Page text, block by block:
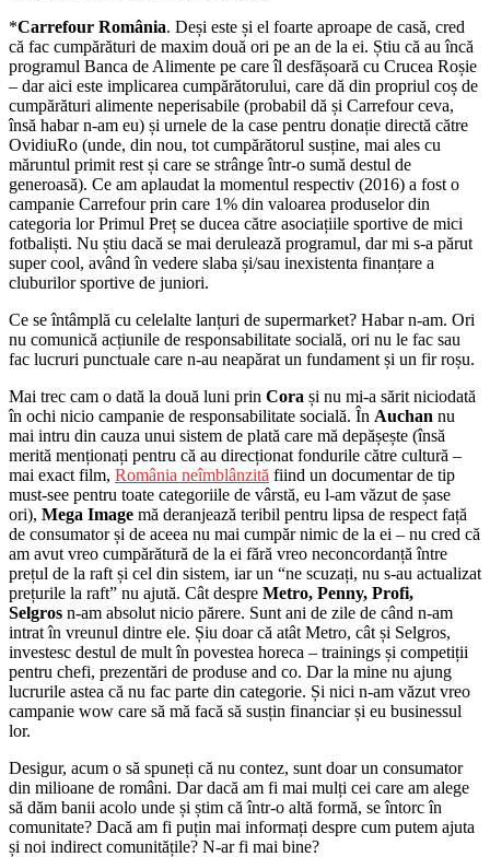
*Carrefour România. Deși este și el foarte aproape de casă, cred
că fac cumpărături de maxim două ori pe an de la ei. Știu că au încă
programul Banca de Alimente pe care îl desfășoară cu Crucea Roșie
– dar aici este implicarea cumpărătorului, care dă din propriul coș de
cumpărături alimente neperisabile (probabil dă și Carrefour ceva,
însă habar n-am eu) și urnele de la case pentru donație directă către
OvidiuRo (unde, din nou, tot cumpărătorul susține, mai ales cu
măruntul primit rest și care se strânge într-o sumă destul de
generoasă). Ce am aplaudat la momentul respectiv (2016) a fost o
campanie Carrefour prin care 1% din valoarea produselor din
categoria lor Primul Preț se ducea către asociațiile sportive de mici
fotbaliști. Nu știu dacă se mai derulează programul, dar mi s-a părut
super cool, având în vedere slaba și/sau inexistenta finanțare a
cluburilor sportive de juniori.
Ce se întâmplă cu celelalte lanțuri de supermarket? Habar n-am. Ori
nu comunică acțiunile de responsabilitate socială, ori nu le fac sau
fac lucruri punctuale care n-au neapărat un fundament și un fir roșu.
Mai trec cam o dată la două luni prin Cora și nu mi-a sărit niciodată
în ochi nicio campanie de responsabilitate socială. În Auchan nu
mai intru din cauza unui sistem de plată care mă depășește (însă
merită menționați pentru că au direcționat fondurile către cultură –
mai exact film, România neîmblânzită fiind un documentar de tip
must-see pentru toate categoriile de vârstă, eu l-am văzut de șase
ori), Mega Image mă deranjează teribil pentru lipsa de respect față
de consumator și de aceea nu mai cumpăr nimic de la ei – nu cred că
am avut vreo cumpărătură de la ei fără vreo neconcordanță între
prețul de la raft și cel din sistem, iar un “ne scuzați, nu s-au actualizat
prețurile la raft” nu ajută. Cât despre Metro, Penny, Profi,
Selgros n-am absolut nicio părere. Sunt ani de zile de când n-am
intrat în vreunul dintre ele. Șiu doar că atât Metro, cât și Selgros,
investesc destul de mult în povestea horeca – trainings și competiții
pentru chefi, prezentări de produse and co. Dar la mine nu ajung
lucrurile astea că nu fac parte din categorie. Și nici n-am văzut vreo
campanie wow care să mă facă să susțin financiar și eu businessul
lor.
Desigur, acum o să spuneți că nu contez, sunt doar un consumator
din milioane de români. Dar dacă am fi mai mulți cei care am alege
să dăm banii acolo unde și știm că într-o altă formă, se întorc în
comunitate? Dacă am fi puțin mai informați despre cum putem ajuta
și noi indirect comunitățile? N-ar fi mai bine?